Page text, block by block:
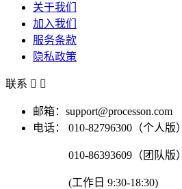
关于我们
加入我们
服务条款
隐私政策
联系  
邮箱：support@processon.com
电话：
010-82796300（个人版）
010-86393609（团队版）
(工作日 9:30-18:30)